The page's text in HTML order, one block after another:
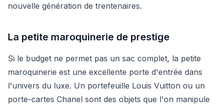
nouvelle génération de trentenaires.
La petite maroquinerie de prestige
Si le budget ne permet pas un sac complet, la petite
maroquinerie est une excellente porte d'entrée dans
l'univers du luxe. Un portefeuille Louis Vuitton ou un
porte-cartes Chanel sont des objets que l'on manipule